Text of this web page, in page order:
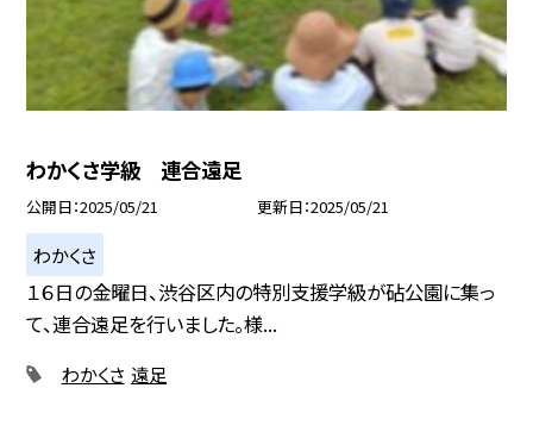
わかくさ学級 連合遠足
公開日 2025/05/21 更新日 2025/05/21
わかくさ
１６日の金曜日、渋谷区内の特別支援学級が砧公園に集っ
て、連合遠足を行いました。様...
わかくさ 遠足